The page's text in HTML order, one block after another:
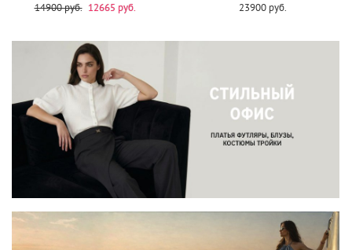
14900 руб. 12665 руб.
23900 руб.